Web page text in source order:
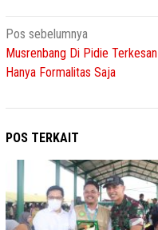
Navigasi
pos
Pos sebelumnya
Musrenbang Di Pidie Terkesan
Hanya Formalitas Saja
POS TERKAIT